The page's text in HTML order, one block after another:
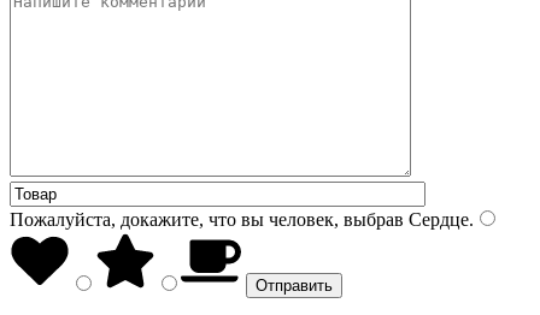
Пожалуйста, докажите, что вы человек, выбрав Сердце.